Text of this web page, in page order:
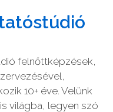
felnőttképzések,
10+ éve. Velünk
világba, legyen szó